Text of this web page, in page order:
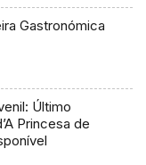
Gastronómica
Último
Princesa de